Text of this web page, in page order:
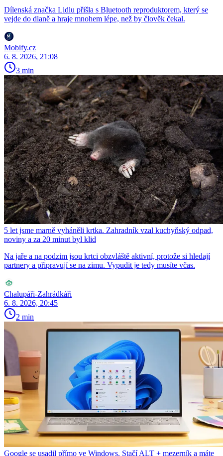
Dílenská značka Lidlu přišla s Bluetooth reproduktorem, který se
vejde do dlaně a hraje mnohem lépe, než by člověk čekal.
Mobify.cz
6. 8. 2026, 21:08
3 min
5 let jsme marně vyháněli krtka. Zahradník vzal kuchyňský odpad,
noviny a za 20 minut byl klid
Na jaře a na podzim jsou krtci obzvláště aktivní, protože si hledají
partnery a připravují se na zimu. Vypudit je tedy musíte včas.
Chalupáři-Zahrádkáři
6. 8. 2026, 20:45
2 min
Google se usadil přímo ve Windows. Stačí ALT + mezerník a máte